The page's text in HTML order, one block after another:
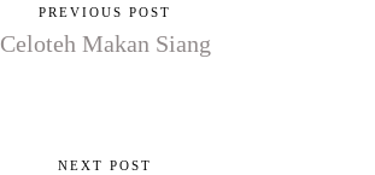
PREVIOUS POST
Celoteh Makan Siang
NEXT POST